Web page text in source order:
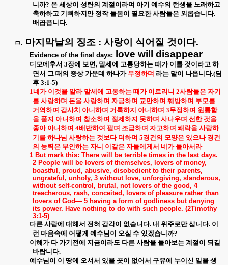
니까? 온 세상이 성탄의 계절이라며 아기 예수의 턴생을 노래하고
축하하고 기뻐하지만 정작 돌봄이 필요한 사람들은 외롭습니다.
배곱픕니다.
ㅁ. 마지막날의 징조 : 사랑이 식어질 것이다.
Evidence of the final days: love will disappear
디모데후서 3장에 보면, 말세에 고통당하는 때가 이를 것이라고 하
면서 그 때의 증상 가운데 하나가 무정하며 라는 말이 나옵니다.(딤
후 3:1-5)
1네가 이것을 알라 말세에 고통하는 때가 이르리니 2사람들은 자기
를 사랑하며 돈을 사랑하며 자긍하며 교만하며 훼방하며 부모를
거역하며 감사치 아니하며 거룩하지 아니하며 3무정하며 원통함
을 풀지 아니하며 참소하며 절제하지 못하며 사나우며 선한 것을
좋아 아니하며 4배반하여 팔며 조급하며 자고하며 쾌락을 사랑하
기를 하나님 사랑하는 것보다 더하며 5경건의 모양은 있으나 경건
의 능력은 부인하는 자니 이같은 자들에게서 네가 돌아서라
1 But mark this: There will be terrible times in the last days.
2 People will be lovers of themselves, lovers of money,
boastful, proud, abusive, disobedient to their parents,
ungrateful, unholy, 3 without love, unforgiving, slanderous,
without self-control, brutal, not lovers of the good, 4
treacherous, rash, conceited, lovers of pleasure rather than
lovers of God— 5 having a form of godliness but denying
its power. Have nothing to do with such people. (2Timothy
3:1-5)
다른 사람에 대해서 전혀 감각이 없습니다. 내 위주로만 삽니다. 이
런 마음속에 어떻게 예수님이 오실 수 있겠습니까?
이해가 다 가기전에 지금이라도 다른 사람을 돌아보는 계절이 되길
바랍니다.
예수님이 이 땅에 오셔서 있을 곳이 없어서 구유에 누이신 일을 생